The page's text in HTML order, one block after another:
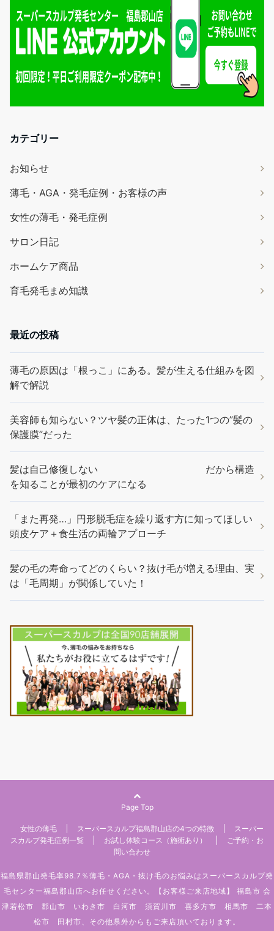
カテゴリー
お知らせ
薄毛・AGA・発毛症例・お客様の声
女性の薄毛・発毛症例
サロン日記
ホームケア商品
育毛発毛まめ知識
最近の投稿
薄毛の原因は「根っこ」にある。髪が生える仕組みを図
解で解説
美容師も知らない？ツヤ髪の正体は、たった1つの”髪の
保護膜”だった
髪は自己修復しない だから構造
を知ることが最初のケアになる
「また再発…」円形脱毛症を繰り返す方に知ってほしい
頭皮ケア＋食生活の両輪アプローチ
髪の毛の寿命ってどのくらい？抜け毛が増える理由、実
は「毛周期」が関係していた！
Page Top
女性の薄毛 スーパースカルプ福島郡山店の4つの特徴
スーパー
スカルプ発毛症例一覧
お試し体験コース（施術あり）
ご予約・お
問い合わせ
福島県郡山発毛率98.7％薄毛・AGA・抜け毛のお悩みはスーパースカルプ発
毛センター福島郡山店へお任せください。【お客様ご来店地域】 福島市 会
津若松市 郡山市 いわき市 白河市 須賀川市 喜多方市 相馬市 二本
松市 田村市、その他県外からもご来店頂いております。